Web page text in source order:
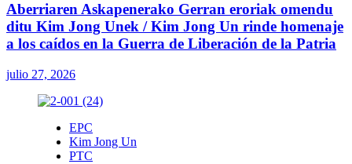
Aberriaren Askapenerako Gerran eroriak omendu
ditu Kim Jong Unek / Kim Jong Un rinde homenaje
a los caídos en la Guerra de Liberación de la Patria
julio 27, 2026
EPC
Kim Jong Un
PTC